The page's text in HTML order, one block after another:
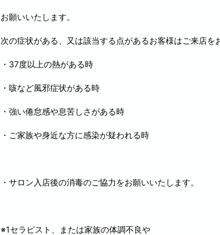
お願いいたします。
次の症状がある、又は該当する点があるお客様はご来店を
・37度以上の熱がある時
・咳など風邪症状がある時
・強い倦怠感や息苦しさがある時
・ご家族や身近な方に感染が疑われる時
・サロン入店後の消毒のご協力をお願いいたします。
※1セラピスト、または家族の体調不良や